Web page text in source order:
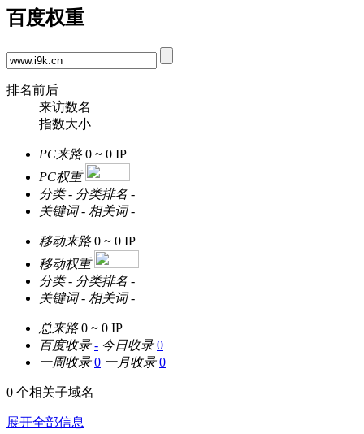
百度权重
排名前后
来访数名
指数大小
PC来路 0 ~ 0 IP
PC权重
分类 - 分类排名 -
关键词 - 相关词 -
移动来路 0 ~ 0 IP
移动权重
分类 - 分类排名 -
关键词 - 相关词 -
总来路 0 ~ 0 IP
百度收录 - 今日收录 0
一周收录 0 一月收录 0
0 个相关子域名
展开全部信息